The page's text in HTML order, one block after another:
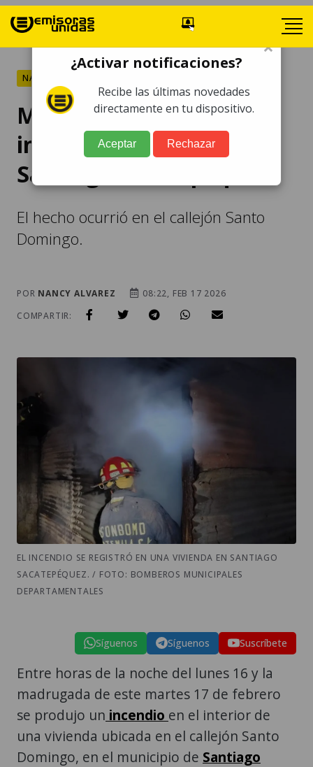
NACIONALES
Mujer fallece tras
incendio en vivienda en
Santiago Sacatepéquez
El hecho ocurrió en el callejón Santo
Domingo.
POR NANCY ALVAREZ
08:22, FEB 17 2026
COMPARTIR:
EL INCENDIO SE REGISTRÓ EN UNA VIVIENDA EN SANTIAGO
SACATEPÉQUEZ. / FOTO: BOMBEROS MUNICIPALES
DEPARTAMENTALES
Síguenos Síguenos Suscríbete
Entre horas de la noche del lunes 16 y la
madrugada de este martes 17 de febrero
se produjo un incendio en el interior de
una vivienda ubicada en el callejón Santo
Domingo, en el municipio de Santiago
×
¿Activar notificaciones?
Recibe las últimas novedades
directamente en tu dispositivo.
Aceptar Rechazar